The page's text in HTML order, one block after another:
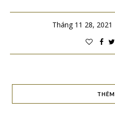
Tháng 11 28, 2021
THÊM